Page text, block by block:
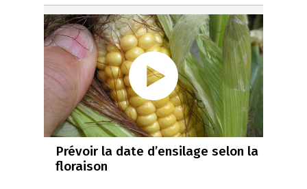
Prévoir la date d’ensilage selon la
floraison